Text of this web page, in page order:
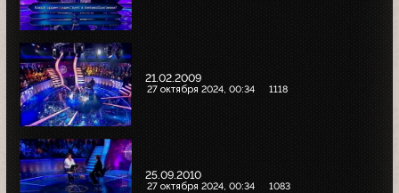
21.02.2009
27 октября 2024, 00:34 1118
25.09.2010
27 октября 2024, 00:34 1083